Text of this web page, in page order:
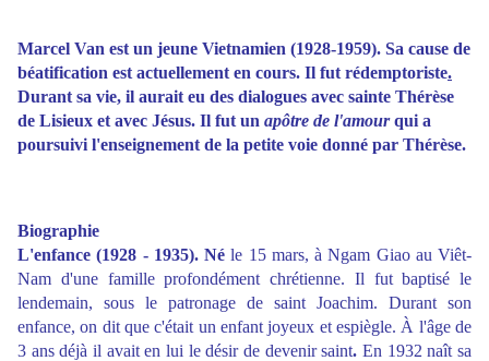
Marcel Van est un jeune Vietnamien (1928-1959). Sa cause de
béatification est actuellement en cours. Il fut rédemptoriste.
Durant sa vie, il aurait eu des dialogues avec sainte Thérèse
de Lisieux et avec Jésus. Il fut un apôtre de l'amourqui a
poursuivi l'enseignement de la petite voie donné par Thérèse.
Biographie
L'enfance (1928 - 1935).Né le 15 mars, à Ngam Giao au Viêt-
Nam d'une famille profondément chrétienne. Il fut baptisé le
lendemain, sous le patronage de saint Joachim. Durant son
enfance, on dit que c'était un enfant joyeux et espiègle. À l'âge de
3 ans déjà il avait en lui le désir de devenir saint. En 1932 naît sa